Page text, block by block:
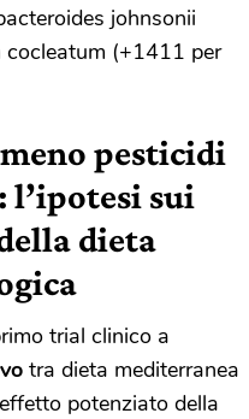
johnsonii
(+1411 per
pesticidi
sui
dieta
trial clinico a
tra dieta mediterranea
potenziato della